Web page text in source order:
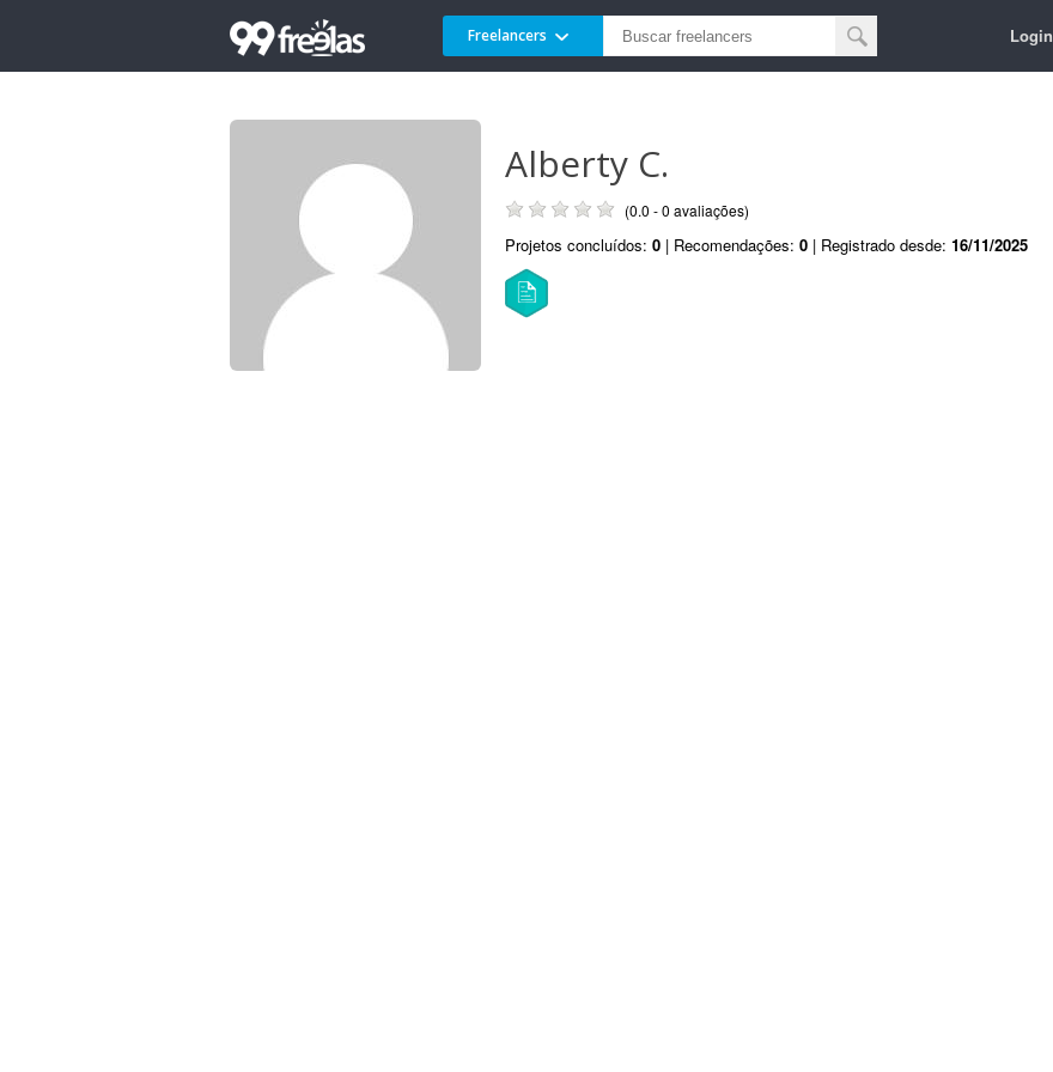
Freelancers Login
Alberty C.
(0.0 - 0 avaliações)
Projetos concluídos: 0 | Recomendações: 0 | Registrado desde: 16/11/2025